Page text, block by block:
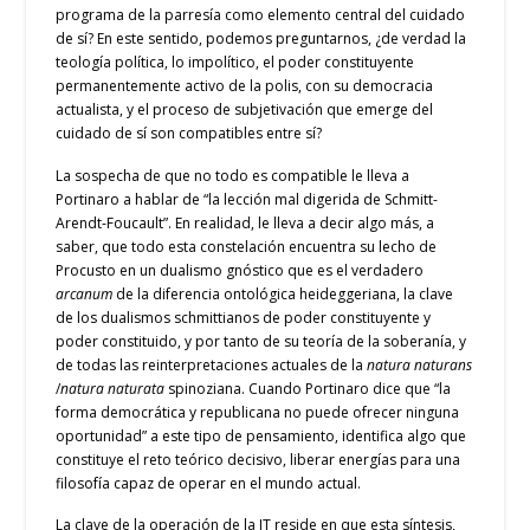
programa de la parresía como elemento central del cuidado
de sí? En este sentido, podemos preguntarnos, ¿de verdad la
teología política, lo impolítico, el poder constituyente
permanentemente activo de la polis, con su democracia
actualista, y el proceso de subjetivación que emerge del
cuidado de sí son compatibles entre sí?
La sospecha de que no todo es compatible le lleva a
Portinaro a hablar de “la lección mal digerida de Schmitt-
Arendt-Foucault”. En realidad, le lleva a decir algo más, a
saber, que todo esta constelación encuentra su lecho de
Procusto en un dualismo gnóstico que es el verdadero
arcanum de la diferencia ontológica heideggeriana, la clave
de los dualismos schmittianos de poder constituyente y
poder constituido, y por tanto de su teoría de la soberanía, y
de todas las reinterpretaciones actuales de lanatura naturans
/natura naturata spinoziana. Cuando Portinaro dice que “la
forma democrática y republicana no puede ofrecer ninguna
oportunidad” a este tipo de pensamiento, identifica algo que
constituye el reto teórico decisivo, liberar energías para una
filosofía capaz de operar en el mundo actual.
La clave de la operación de la IT reside en que esta síntesis,